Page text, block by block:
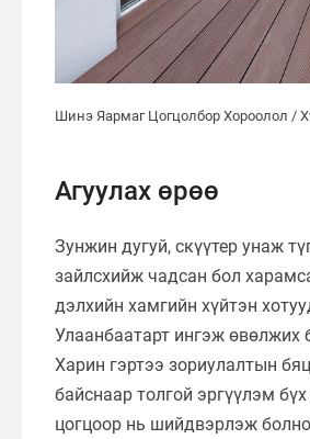
Шинэ Яармаг Цогцолбор Хороолол /
Агуулах өрөө
Зунжин дугуй, скүүтер унаж
зайлсхийж чадсан бол
дэлхийн хамгийн хүйтэн
Улаанбаатарт ингэж өвөлжих
Харин гэртээ зориулалтын
байснаар толгой эргүүлэм
цогцоор нь шийдвэрлэж